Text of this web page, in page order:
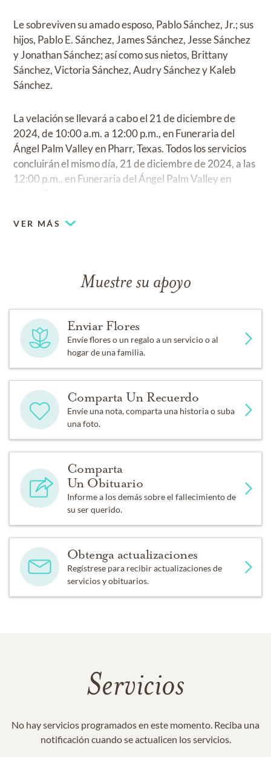
Le sobreviven su amado esposo, Pablo Sánchez, Jr.; sus
hijos, Pablo E. Sánchez, James Sánchez, Jesse Sánchez
y Jonathan Sánchez; así como sus nietos, Brittany
Sánchez, Victoria Sánchez, Audry Sánchez y Kaleb
Sánchez.
La velación se llevará a cabo el 21 de diciembre de
2024, de 10:00 a.m. a 12:00 p.m., en Funeraria del
Ángel Palm Valley en Pharr, Texas. Todos los servicios
concluirán el mismo día, 21 de diciembre de 2024, a las
12:00 p.m., en Funeraria del Ángel Palm Valley en
VER MÁS
Muestre su apoyo
Enviar Flores
Envíe flores o un regalo a un servicio o al
hogar de una familia.
Comparta Un Recuerdo
Envíe una nota, comparta una historia o suba
una foto.
Comparta
Un Obituario
Informe a los demás sobre el fallecimiento de
su ser querido.
Obtenga actualizaciones
Regístrese para recibir actualizaciones de
servicios y obituarios.
Servicios
No hay servicios programados en este momento. Reciba una
notificación cuando se actualicen los servicios.